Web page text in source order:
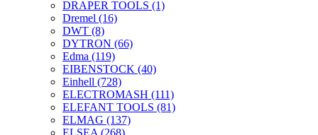
DRAPER TOOLS (1)
Dremel (16)
DWT (8)
DYTRON (66)
Edma (119)
EIBENSTOCK (40)
Einhell (728)
ELECTROMASH (111)
ELEFANT TOOLS (81)
ELMAG (137)
ELSEA (268)